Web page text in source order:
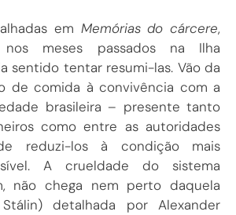
em Memórias do cárcere,
nos meses passados na Ilha
sentido tentar resumi-las. Vão da
de comida à convivência com a
brasileira – presente tanto
como entre as autoridades
reduzi-los à condição mais
A crueldade do sistema
não chega nem perto daquela
detalhada por Alexander